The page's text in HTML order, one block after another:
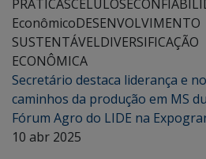
PRÁTICASCELULOSE
EconômicoDESENVOLVIMENTO
SUSTENTÁVELDIVERSIFICAÇÃO
ECONÔMICA
Secretário destaca liderança e
caminhos da produção em MS
Fórum Agro do LIDE na
10 abr 2025